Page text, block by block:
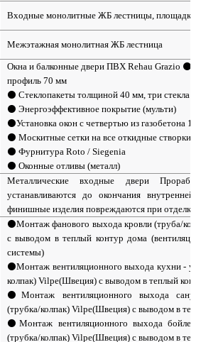
Входные монолитные ЖБ лестницы, площадки
Межэтажная монолитная ЖБ лестница
Окна и балконные двери ПВХ Rehau Grazio
профиль 70 мм
⚫ Стеклопакеты толщиной 40 мм, три стекла
⚫ Энергоэффективное покрытие (мульти)
⚫Установка окон с четвертью из газобетона
⚫ Москитные сетки на все откидные створки
⚫ Фурнитура Roto / Siegenia
⚫ Оконные отливы (металл)
Металлические входные двери Прораб
устанавливаются до окончания внутренней
финишные изделия повреждаются при отделке
⚫Монтаж фанового выхода кровли (труба/
с выводом в теплый контур дома (вентиляция
системы)
⚫Монтаж вентиляционного выхода кухни -
колпак) Vilpe(Швеция) с выводом в теплый
⚫Монтаж вентиляционного выхода
(трубка/колпак) Vilpe(Швеция) с выводом в
⚫Монтаж вентиляционного выхода
(трубка/колпак) Vilpe(Швеция) с выводом в